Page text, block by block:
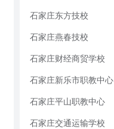
石家庄东方技校
石家庄燕春技校
石家庄财经商贸学校
石家庄新乐市职教中心
石家庄平山职教中心
石家庄交通运输学校